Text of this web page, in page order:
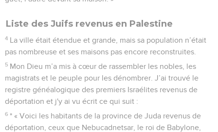
Liste des Juifs revenus en Palestine
4 La ville était étendue et grande, mais sa population n’était
pas nombreuse et ses maisons pas encore reconstruites.
5 Mon Dieu m’a mis à cœur de rassembler les nobles, les
magistrats et le peuple pour les dénombrer. J’ai trouvé le
registre généalogique des premiers Israélites revenus de
déportation et j'y ai vu écrit ce qui suit :
6 * « Voici les habitants de la province de Juda revenus de
déportation, ceux que Nebucadnetsar, le roi de Babylone,